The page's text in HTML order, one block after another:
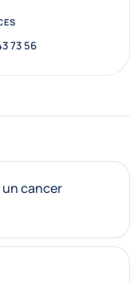
73 56
cancer